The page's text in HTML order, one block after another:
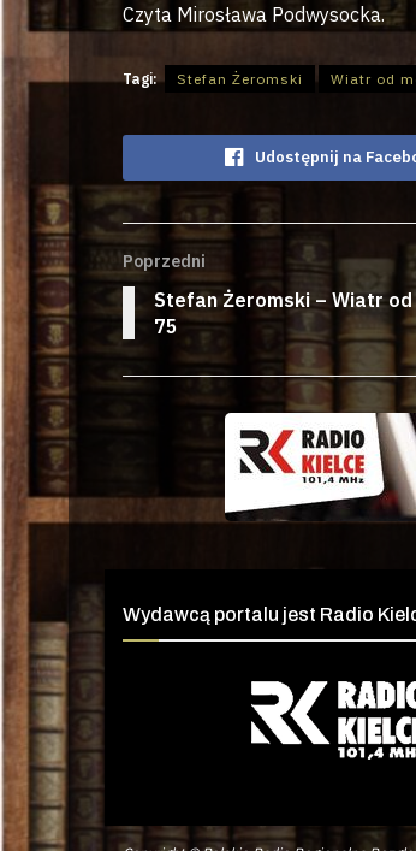
Czyta Mirosława Podwysocka.
Tagi: Stefan Żeromski Wiatr od
Udostępnij na
Poprzedni
Stefan Żeromski – Wiatr
75
Wydawcą portalu jest Radio